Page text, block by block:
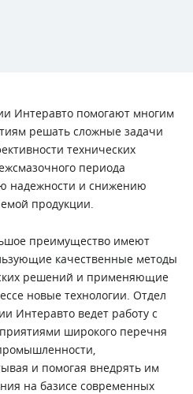
Интеравто помогают многим
решать сложные задачи
технических
периода
надежности и снижению
продукции.
преимущество имеют
качественные методы
решений и применяющие
новые технологии. Отдел
Интеравто ведет работу с
широкого перечня
и помогая внедрять им
на базисе современных